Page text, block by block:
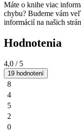
Máte o knihe viac
chybu? Budeme vám
informácií na našich
Hodnotenia
4,0 / 5
19 hodnotení
8
4
5
2
0